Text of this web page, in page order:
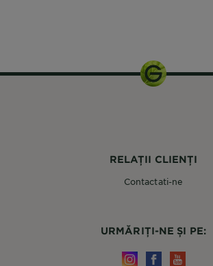
RELAȚII CLIENȚI
Contactati-ne
URMĂRIȚI-NE ȘI PE: